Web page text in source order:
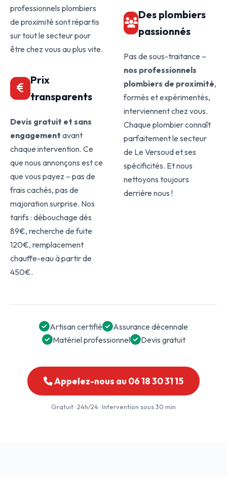
professionnels plombiers
de proximité sont répartis
sur tout le secteur pour
être chez vous au plus vite.
Prix
transparents
Devis gratuit et sans
engagement avant
chaque intervention. Ce
que nous annonçons est ce
que vous payez – pas de
frais cachés, pas de
majoration surprise. Nos
tarifs : débouchage dès
89€, recherche de fuite
120€, remplacement
chauffe-eau à partir de
450€.
Des plombiers
passionnés
Pas de sous-traitance –
nos professionnels
plombiers de proximité,
formés et expérimentés,
interviennent chez vous.
Chaque plombier connaît
parfaitement le secteur
de Le Versoud et ses
spécificités. Et nous
nettoyons toujours
derrière nous !
Artisan certifié
Assurance décennale
Matériel professionnel
Devis gratuit
Appelez-nous au 06 18 30 31 15
Gratuit · 24h/24 · Intervention sous 30 min